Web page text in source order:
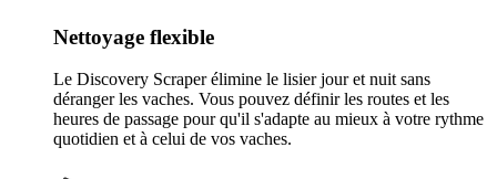
Nettoyage flexible
Le Discovery Scraper élimine le lisier jour et nuit sans
déranger les vaches. Vous pouvez définir les routes et les
heures de passage pour qu'il s'adapte au mieux à votre rythme
quotidien et à celui de vos vaches.